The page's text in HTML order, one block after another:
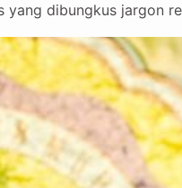
dibungkus jargon